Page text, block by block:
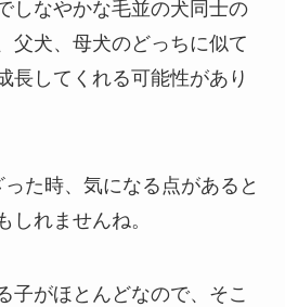
しなやかな毛並の犬同士の
父犬、母犬のどっちに似て
長してくれる可能性があり
た時、気になる点があると
しれませんね。
子がほとんどなので、そこ